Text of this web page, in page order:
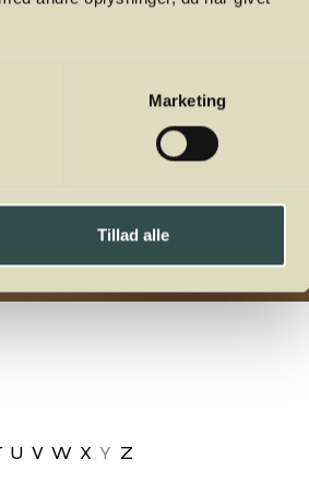
Marketing
Tillad alle
U V W X Y Z